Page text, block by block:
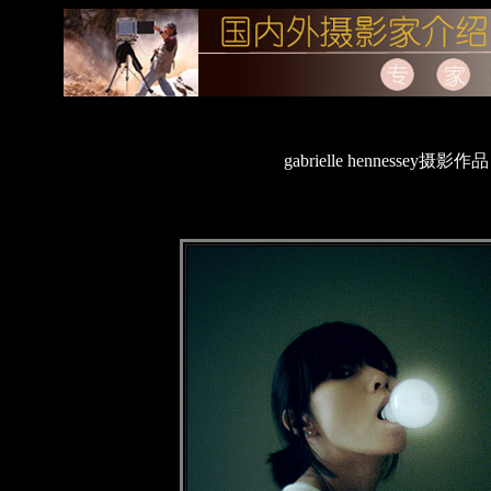
gabrielle hennessey摄影作